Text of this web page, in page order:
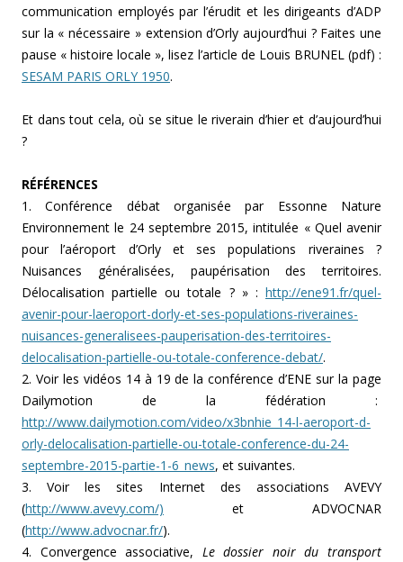
communication employés par l’érudit et les dirigeants d’ADP
sur la « nécessaire » extension d’Orly aujourd’hui ? Faites une
pause « histoire locale », lisez l’article de Louis BRUNEL (pdf) :
SESAM PARIS ORLY 1950.
Et dans tout cela, où se situe le riverain d’hier et d’aujourd’hui
?
RÉFÉRENCES
1. Conférence débat organisée par Essonne Nature
Environnement le 24 septembre 2015, intitulée « Quel avenir
pour l’aéroport d’Orly et ses populations riveraines ?
Nuisances généralisées, paupérisation des territoires.
Délocalisation partielle ou totale ? » : http://ene91.fr/quel-
avenir-pour-laeroport-dorly-et-ses-populations-riveraines-
nuisances-generalisees-pauperisation-des-territoires-
delocalisation-partielle-ou-totale-conference-debat/.
2. Voir les vidéos 14 à 19 de la conférence d’ENE sur la page
Dailymotion de la fédération :
http://www.dailymotion.com/video/x3bnhie_14-l-aeroport-d-
orly-delocalisation-partielle-ou-totale-conference-du-24-
septembre-2015-partie-1-6_news, et suivantes.
3. Voir les sites Internet des associations AVEVY
(http://www.avevy.com/) et ADVOCNAR
(http://www.advocnar.fr/).
4. Convergence associative, Le dossier noir du transport